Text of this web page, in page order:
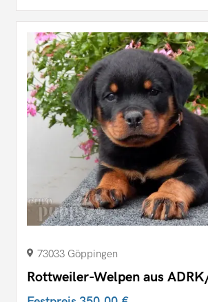
73033 Göppingen
Rottweiler-Welpen aus